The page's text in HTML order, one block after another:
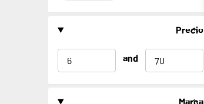
Precio
and
Marca